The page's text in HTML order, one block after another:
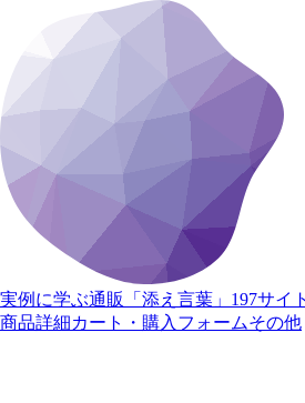
実例に学ぶ通販「添え言葉」 197サイ
商品詳細カート・購入 フォームその他